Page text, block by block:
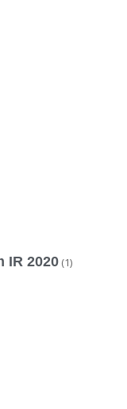
IR 2020 (1)